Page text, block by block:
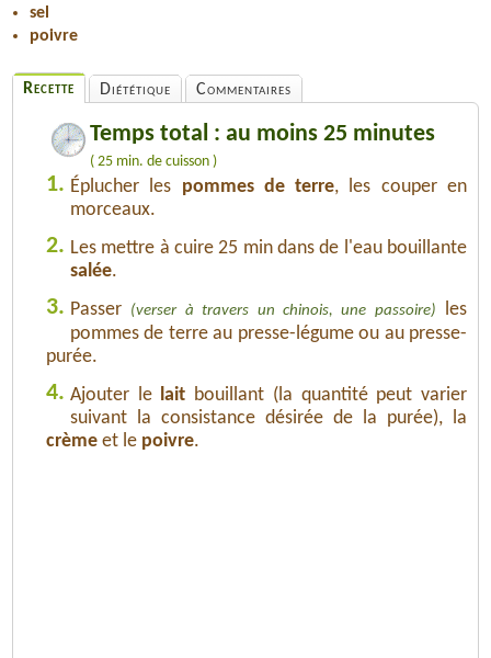
sel
poivre
Recette Diététique Commentaires
Temps total : au moins 25 minutes
( 25 min. de cuisson )
1. Éplucher les pommes de terre, les couper en
morceaux.
2. Les mettre à cuire 25 min dans de l'eau bouillante
salée.
3. Passer (verser à travers un chinois, une passoire)
les
pommes de terre au presse-légume ou au presse-
purée.
4. Ajouter le lait bouillant (la quantité peut varier
suivant la consistance désirée de la purée), la
crème et le poivre.